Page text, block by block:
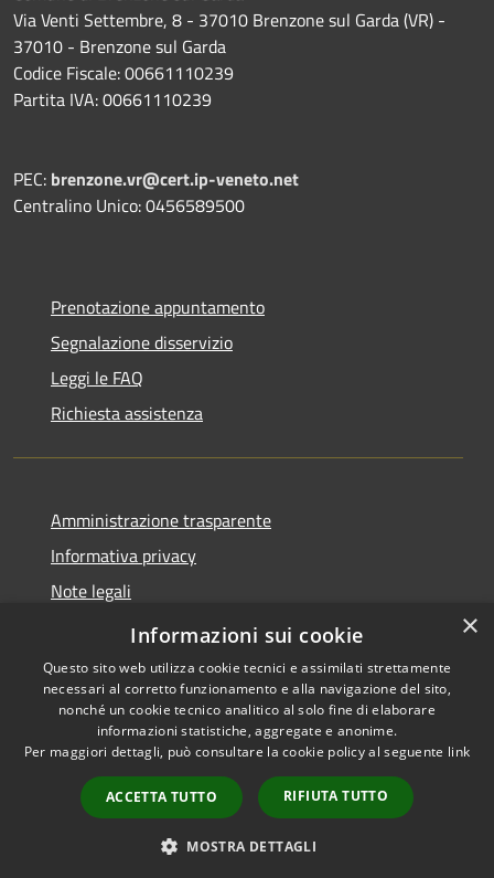
Via Venti Settembre, 8 - 37010 Brenzone sul Garda (VR) -
37010 - Brenzone sul Garda
Codice Fiscale: 00661110239
Partita IVA: 00661110239
PEC: brenzone.vr@cert.ip-veneto.net
Centralino Unico: 0456589500
Prenotazione appuntamento
Segnalazione disservizio
Leggi le FAQ
Richiesta assistenza
Amministrazione trasparente
Informativa privacy
Note legali
Dichiarazione di accessibilità
Accessibilità
Copyright © 2026 • Comune di
Brenzone sul Garda • Powered
byMunicipium
Accesso
redazione
×
Informazioni sui cookie
Questo sito web utilizza cookie tecnici e assimilati strettamente
necessari al corretto funzionamento e alla navigazione del sito,
nonché un cookie tecnico analitico al solo fine di elaborare
informazioni statistiche, aggregate e anonime.
Per maggiori dettagli, può consultare la cookie policy al seguente link
ACCETTA TUTTO RIFIUTA TUTTO
MOSTRA DETTAGLI